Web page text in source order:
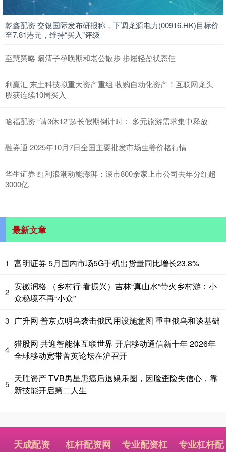
乾鑫配资 交银国际发布研报称，下调龙源电力(00916.HK)目标价
至7.81港元，维持“买入”评级
至慧策略 阚清子孕晚期和老公散步 步履轻盈状态佳
利赢汇 东土科技拟重大资产重组 收购自动化资产！互联网龙头
股获连续10周买入
哈福配资 “请3休12”超长假期倒计时： 多元旅游需求集中释放
融券通 2025年10月7日全国主要批发市场生姜价格行情
华生证券 红利浪潮动能澎湃：深市800余家上市公司去年分红超
3000亿
最新文章
1 富明证券 5月国内市场5G手机出货量同比增长23.8%
2
安徽润格 （乡村行·看振兴）吉林“真山水”带火乡村游：小
众秘境不再“小众”
3 广升网 普京点明乌袭击俄民用设施意图 重申俄乌和谈基础
4
猎股网 共迎智能体互联世界 开启移动通信新十年 2026年
全球移动宽带菁英论坛在沪召开
5
天胜资产 TVB男星患癌后退娱乐圈，因脸歪险失信心，靠
新技能开启第二人生
天成配资 杠杆配资网
专业配资杠
专业杠杆配